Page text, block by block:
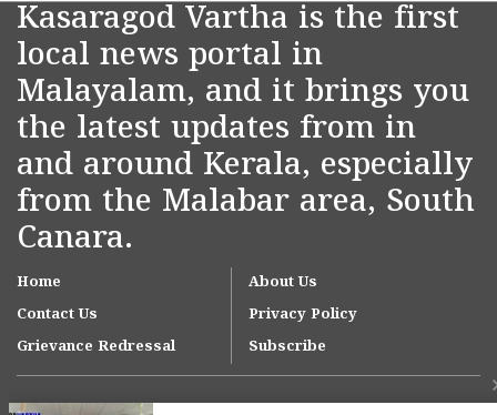
Kasaragod Vartha is the first
local news portal in
Malayalam, and it brings you
the latest updates from in
and around Kerala, especially
from the Malabar area, South
Canara.
Home
About Us
Contact Us
Privacy Policy
Grievance Redressal
Subscribe